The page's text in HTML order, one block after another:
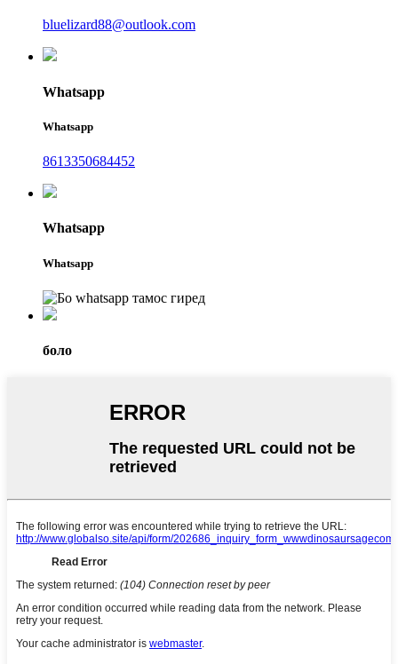
bluelizard88@outlook.com
Whatsapp
Whatsapp
8613350684452
Whatsapp
Whatsapp
боло